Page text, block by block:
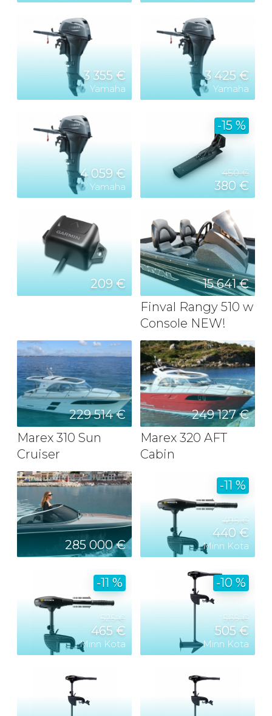
3 355 €
Yamaha
3 425 €
Yamaha
4 059 €
Yamaha
450 €
380 €
-15 %
209 €
15 641 €
Finval Rangy 510 w
Console NEW!
229 514 €
Marex 310 Sun
Cruiser
249 127 €
Marex 320 AFT
Cabin
285 000 €
495 €
440 €
Minn Kota
-11 %
525 €
465 €
Minn Kota
-11 %
565 €
505 €
Minn Kota
-10 %